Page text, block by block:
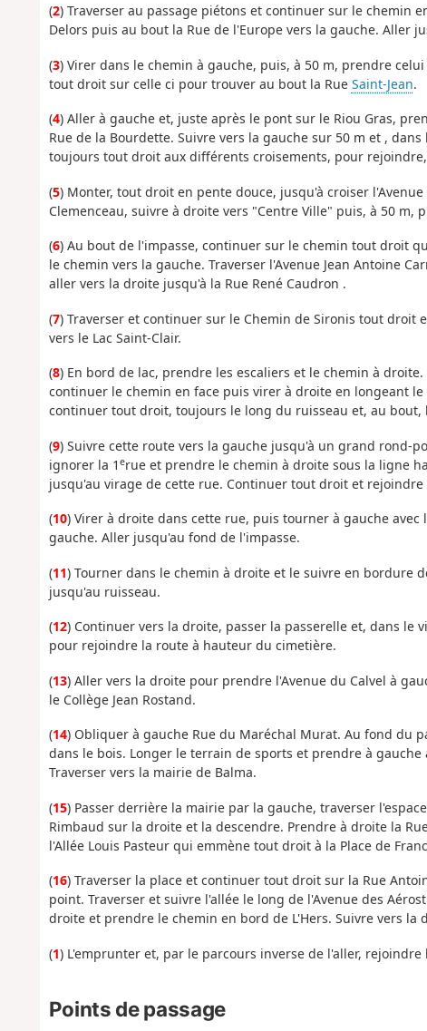
(2) Traverser au passage piétons et continuer sur le chemin
Delors puis au bout la Rue de l'Europe vers la gauche. Aller
(3) Virer dans le chemin à gauche, puis, à 50 m, prendre
tout droit sur celle ci pour trouver au bout la Rue Saint-Jean.
(4) Aller à gauche et, juste après le pont sur le Riou Gras,
Rue de la Bourdette. Suivre vers la gauche sur 50 m et ,
toujours tout droit aux différents croisements, pour
(5) Monter, tout droit en pente douce, jusqu'à croiser
Clemenceau, suivre à droite vers "Centre Ville" puis, à 50 m,
(6) Au bout de l'impasse, continuer sur le chemin tout droit
le chemin vers la gauche. Traverser l'Avenue Jean Antoine
aller vers la droite jusqu'à la Rue René Caudron .
(7) Traverser et continuer sur le Chemin de Sironis tout
vers le Lac Saint-Clair.
(8) En bord de lac, prendre les escaliers et le chemin à
continuer le chemin en face puis virer à droite en longeant le
continuer tout droit, toujours le long du ruisseau et, au
(9) Suivre cette route vers la gauche jusqu'à un grand rond-
ignorer la 1 erue et prendre le chemin à droite sous la ligne
jusqu'au virage de cette rue. Continuer tout droit et rejoindre
(10) Virer à droite dans cette rue, puis tourner à gauche
gauche. Aller jusqu'au fond de l'impasse.
(11) Tourner dans le chemin à droite et le suivre en bordure
jusqu'au ruisseau.
(12) Continuer vers la droite, passer la passerelle et, dans le
pour rejoindre la route à hauteur du cimetière.
(13) Aller vers la droite pour prendre l'Avenue du Calvel à
le Collège Jean Rostand.
(14) Obliquer à gauche Rue du Maréchal Murat. Au fond du
dans le bois. Longer le terrain de sports et prendre à
Traverser vers la mairie de Balma.
(15) Passer derrière la mairie par la gauche, traverser
Rimbaud sur la droite et la descendre. Prendre à droite la
l'Allée Louis Pasteur qui emmène tout droit à la Place de
(16) Traverser la place et continuer tout droit sur la Rue
point. Traverser et suivre l'allée le long de l'Avenue des
droite et prendre le chemin en bord de L'Hers. Suivre vers la
(1) L'emprunter et, par le parcours inverse de l'aller, rejoindre
Points de passage